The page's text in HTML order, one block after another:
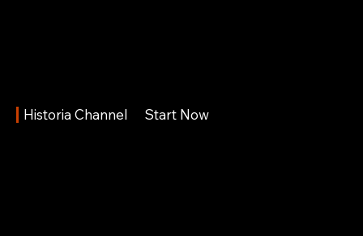
Historia Channel Start Now